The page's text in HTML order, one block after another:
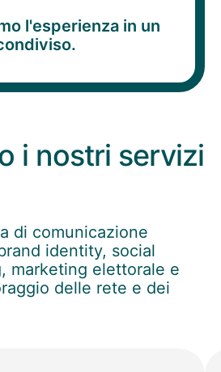
l'esperienza in un
i nostri servizi
di comunicazione
identity, social
marketing elettorale e
delle rete e dei